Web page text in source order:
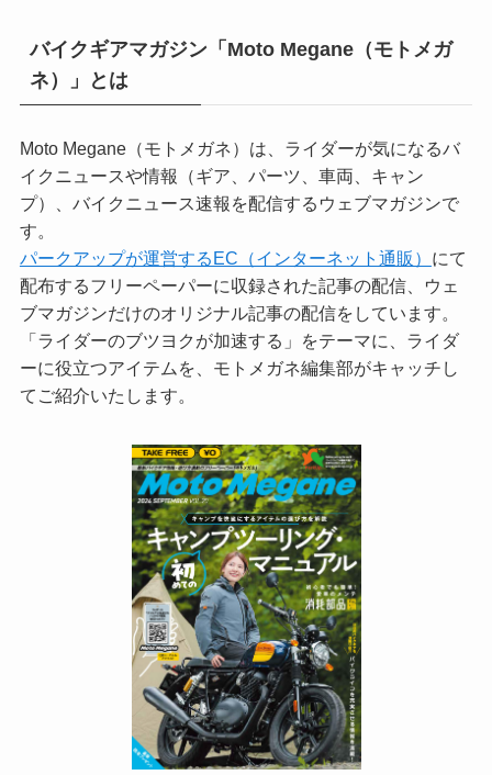
バイクギアマガジン「Moto Megane（モトメガ
ネ）」とは
Moto Megane（モトメガネ）は、ライダーが気になるバ
イクニュースや情報（ギア、パーツ、車両、キャン
プ）、バイクニュース速報を配信するウェブマガジンで
す。
パークアップが運営するEC（インターネット通販） にて
配布するフリーペーパーに収録された記事の配信、ウェ
ブマガジンだけのオリジナル記事の配信をしています。
「ライダーのブツヨクが加速する」をテーマに、ライダ
ーに役立つアイテムを、モトメガネ編集部がキャッチし
てご紹介いたします。